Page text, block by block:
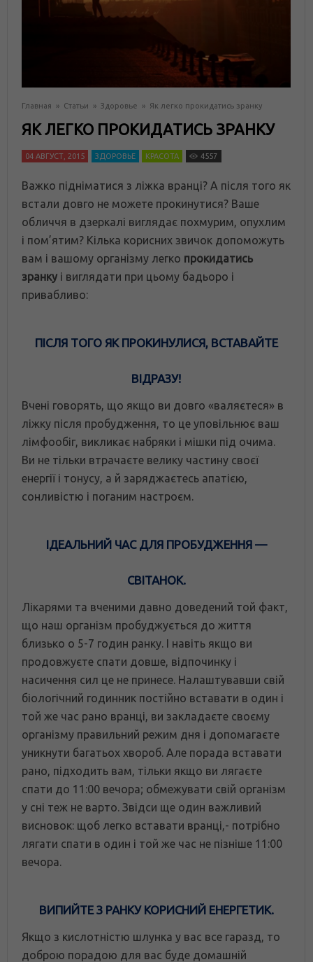
Главная » Статьи » Здоровье » Як легко прокидатись зранку
ЯК ЛЕГКО ПРОКИДАТИСЬ ЗРАНКУ
04 АВГУСТ, 2015 ЗДОРОВЬЕ КРАСОТА 4557
Важко підніматися з ліжка вранці? А після того як
встали довго не можете прокинутися? Ваше
обличчя в дзеркалі виглядає похмурим, опухлим
і пом’ятим? Кілька корисних звичок допоможуть
вам і вашому організму легко прокидатись
зранку і виглядати при цьому бадьоро і
привабливо:
ПІСЛЯ ТОГО ЯК ПРОКИНУЛИСЯ, ВСТАВАЙТЕ
ВІДРАЗУ!
Вчені говорять, що якщо ви довго «валяєтеся» в
ліжку після пробудження, то це уповільнює ваш
лімфообіг, викликає набряки і мішки під очима.
Ви не тільки втрачаєте велику частину своєї
енергії і тонусу, а й заряджаєтесь апатією,
сонливістю і поганим настроєм.
ІДЕАЛЬНИЙ ЧАС ДЛЯ ПРОБУДЖЕННЯ —
СВІТАНОК.
Лікарями та вченими давно доведений той факт,
що наш організм пробуджується до життя
близько о 5-7 годин ранку. І навіть якщо ви
продовжуєте спати довше, відпочинку і
насичення сил це не принесе. Налаштувавши свій
біологічний годинник постійно вставати в один і
той же час рано вранці, ви закладаєте своєму
організму правильний режим дня і допомагаєте
уникнути багатьох хвороб. Але порада вставати
рано, підходить вам, тільки якщо ви лягаєте
спати до 11:00 вечора; обмежувати свій організм
у сні теж не варто. Звідси ще один важливий
висновок: щоб легко вставати вранці,- потрібно
лягати спати в один і той же час не пізніше 11:00
вечора.
ВИПИЙТЕ З РАНКУ КОРИСНИЙ ЕНЕРГЕТИК.
Якщо з кислотністю шлунка у вас все гаразд, то
доброю порадою для вас буде домашній